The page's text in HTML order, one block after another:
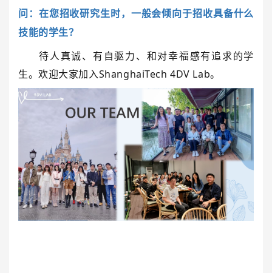
问：在您招收研究生时，一般会倾向于招收具备什么
技能的学生？
待人真诚、有自驱力、和对幸福感有追求的学
生。欢迎大家加入ShanghaiTech 4DV Lab。